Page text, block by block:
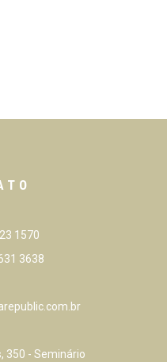
1570
3638
350 - Seminário